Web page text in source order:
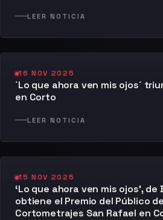
LEER NOTICIA
16 NOV 2025
`Lo que ahora ven mis ojos´
en Corto
LEER NOTICIA
15 NOV 2025
‘Lo que ahora ven mis ojos’,
obtiene el Premio del Público
Cortometrajes San Rafael en